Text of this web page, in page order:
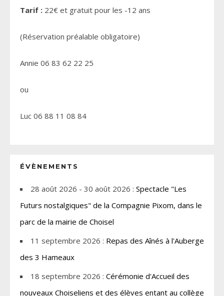
Tarif : 22€ et gratuit pour les -12 ans
(Réservation préalable obligatoire)
Annie 06 83 62 22 25
ou
Luc 06 88 11 08 84
ÉVÈNEMENTS
28 août 2026 - 30 août 2026 : Spectacle "Les
Futurs nostalgiques" de la Compagnie Pixom, dans le
parc de la mairie de Choisel
11 septembre 2026 : Repas des Aînés à l'Auberge
des 3 Hameaux
18 septembre 2026 : Cérémonie d'Accueil des
nouveaux Choiseliens et des élèves entant au collège